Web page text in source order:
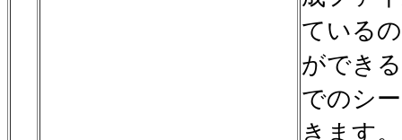
ている
ができ
でのシ
きます